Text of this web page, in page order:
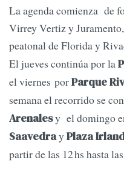
La agenda comienza de
Virrey Vertiz y
peatonal de Florida y
El jueves continúa por la
el viernes porParque
semana el recorrido se
Arenalesy el domingo
Saavedray Plaza
partir de las 12 hs hasta